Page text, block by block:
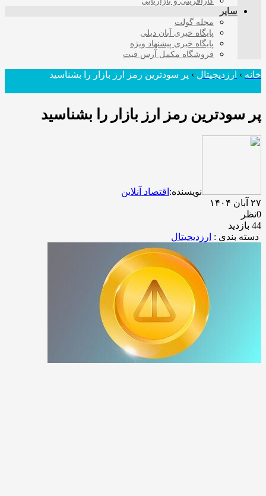
سایر
مجله گولت
پایگاه خبری آبان دیلی
پایگاه خبری پیشنهاد ویژه
فروشگاه مکمل آرس فیت
خانه › ارزدیجیتال › پر سودترین رمز ارز بازار را بشناسید
پر سودترین رمز ارز بازار را بشناسید
نویسنده: اقتصاد آنلاین
۲۷ آبان ۱۴۰۴
0نظر
44 بازدید
دسته بندی : ارزدیجیتال